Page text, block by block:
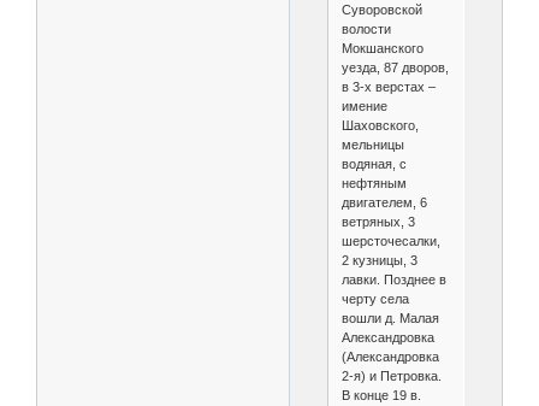
Суворовской
волости
Мокшанского
уезда, 87 дворов,
в 3-х верстах –
имение
Шаховского,
мельницы
водяная, с
нефтяным
двигателем, 6
ветряных, 3
шерсточесалки,
2 кузницы, 3
лавки. Позднее в
черту села
вошли д. Малая
Александровка
(Александровка
2-я) и Петровка.
В конце 19 в.